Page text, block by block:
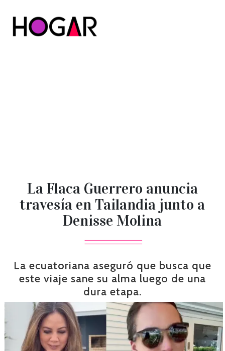
La Flaca Guerrero anuncia
travesía en Tailandia junto a
Denisse Molina
La ecuatoriana aseguró que busca que
este viaje sane su alma luego de una
dura etapa.